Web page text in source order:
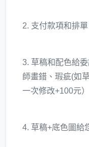
2. 支付款項和排單
3. 草稿和配色給
師畫錯、瑕疵(如
一次修改+100元）
4. 草稿+底色圖給